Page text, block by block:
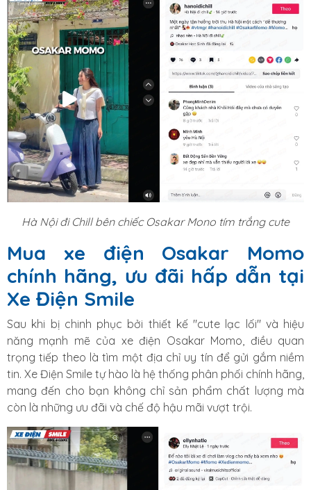
Hà Nội đi Chill bên chiếc Osakar Mono tím trắng cute
Mua xe điện Osakar Momo
chính hãng, ưu đãi hấp dẫn tại
Xe Điện Smile
Sau khi bị chinh phục bởi thiết kế "cute lạc lối" và hiệu
năng mạnh mẽ của xe điện Osakar Momo, điều quan
trọng tiếp theo là tìm một địa chỉ uy tín để gửi gắm niềm
tin. Xe Điện Smile tự hào là hệ thống phân phối chính hãng,
mang đến cho bạn không chỉ sản phẩm chất lượng mà
còn là những ưu đãi và chế độ hậu mãi vượt trội.